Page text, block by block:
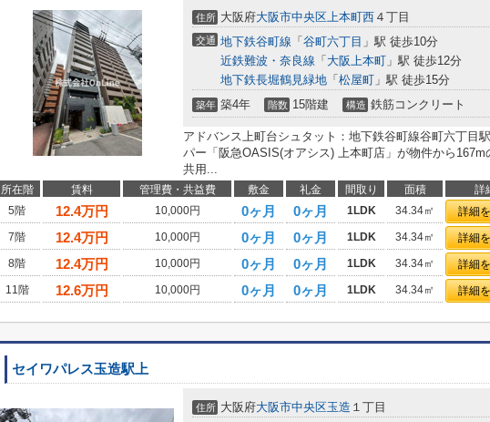
住所 大阪府大阪市中央区上本町西 ４丁目
交通 地下鉄谷町線 「 谷町六丁目 」駅 徒歩10分
近鉄難波・奈良線 「 大阪上本町 」駅 徒歩12分
地下鉄長堀鶴見緑地 「 松屋町 」駅 徒歩15分
築年 築4年 階数 15階建 構造 鉄筋コンクリート
アドバンス上町台シュタット：地下鉄谷町線谷町六丁目
パー「阪急OASIS(オアシス) 上本町店」が物件から167m
共用...
所在階 賃料 管理費・共益費 敷金 礼金 間取り 面積 詳
5階
12.4万円 10,000円 0ヶ月 0ヶ月 1LDK 34.34㎡ 詳細
7階
12.4万円 10,000円 0ヶ月 0ヶ月 1LDK 34.34㎡ 詳細
8階
12.4万円 10,000円 0ヶ月 0ヶ月 1LDK 34.34㎡ 詳細
11階
12.6万円 10,000円 0ヶ月 0ヶ月 1LDK 34.34㎡ 詳細
セイワパレス玉造駅上
住所 大阪府大阪市中央区玉造 １丁目